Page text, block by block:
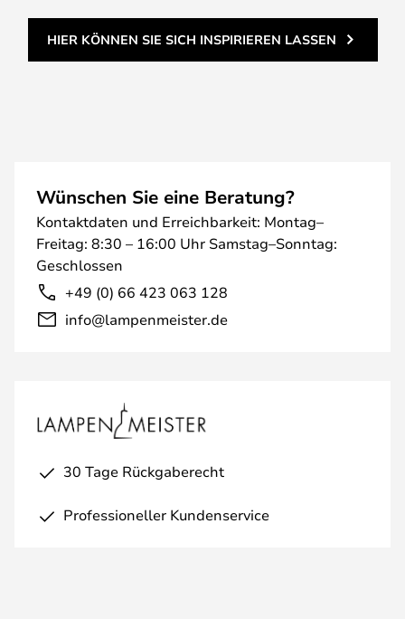
HIER KÖNNEN SIE SICH INSPIRIEREN LASSEN
Wünschen Sie eine Beratung?
Kontaktdaten und Erreichbarkeit: Montag–
Freitag: 8:30 – 16:00 Uhr Samstag–Sonntag:
Geschlossen
+49 (0) 66 423 063 128
info@lampenmeister.de
30 Tage Rückgaberecht
Professioneller Kundenservice